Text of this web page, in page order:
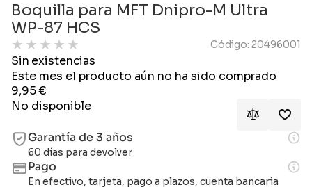
Boquilla para MFT Dnipro-M Ultra
WP-87 HCS
★ ★ ★ ★ ★ Código: 20496001
Sin existencias
Este mes el producto aún no ha sido comprado
9,95€
No disponible
Garantía de 3 años
60 días para devolver
Pago
En efectivo, tarjeta, pago a plazos, cuenta bancaria